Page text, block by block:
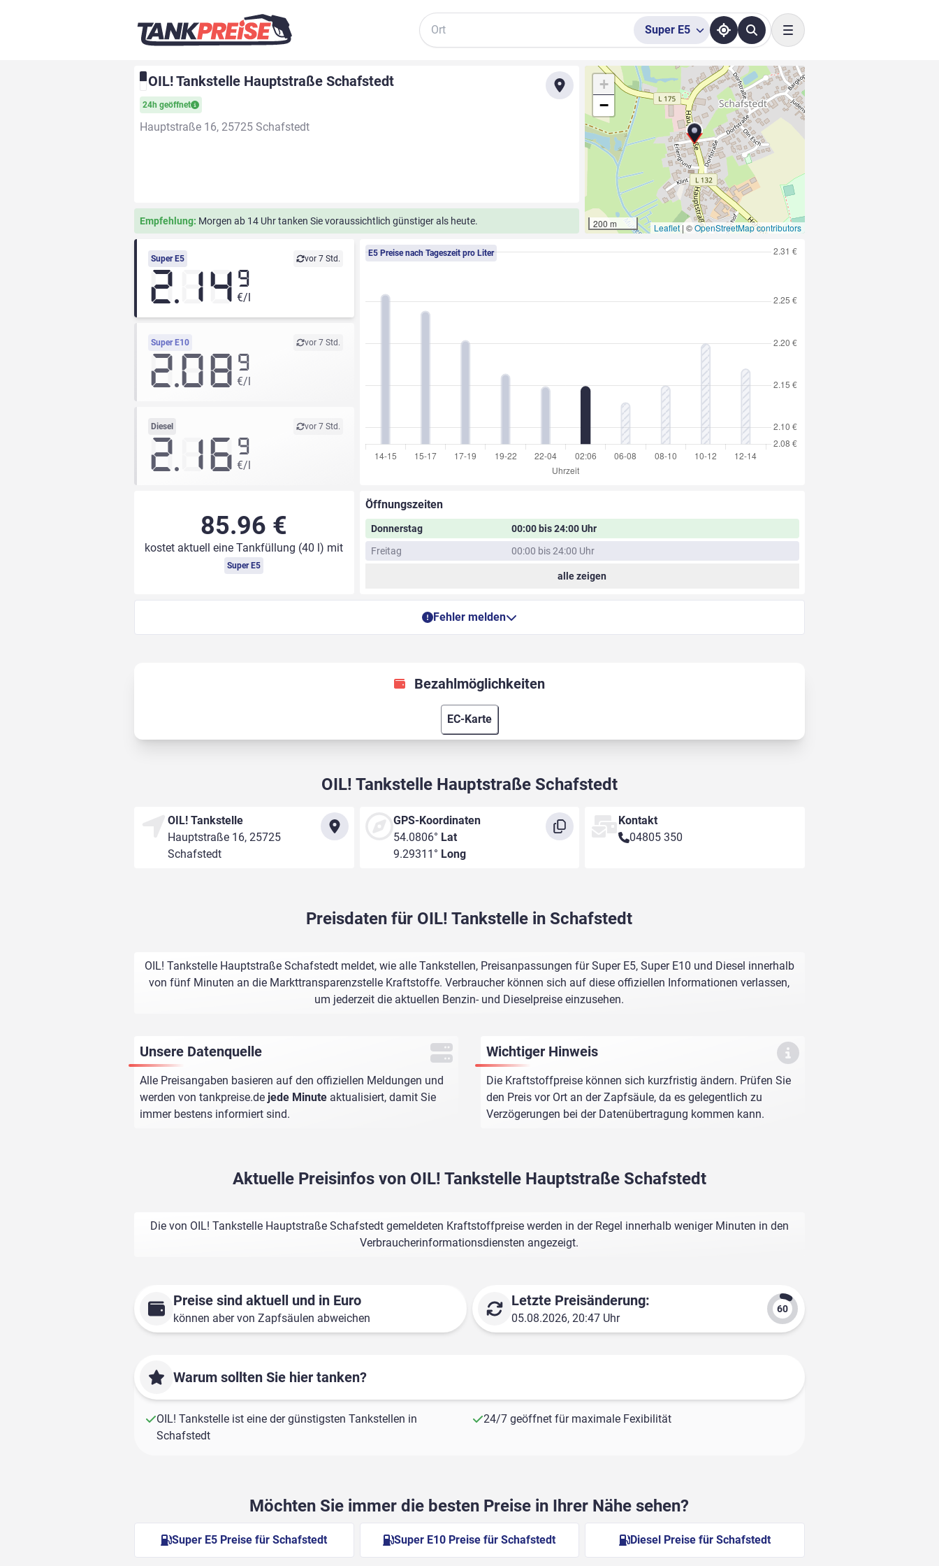
Suche
Super E5
Toggle navigation
OIL! Tankstelle Hauptstraße Schafstedt
24h geöffnet
Hauptstraße 16, 25725 Schafstedt
Empfehlung: Morgen ab 14 Uhr tanken Sie voraussichtlich günstiger als heute.
+
−
200 m Leaflet | ©OpenStreetMap contributors
Super E5 vor 7 Std.
2.14 9
€/l
Super E10 vor 7 Std.
2.08 9
€/l
Diesel vor 7 Std.
2.16 9
€/l
E5 Preise nach Tageszeit pro Liter
85.96 €
kostet aktuell eine Tankfüllung (40 l) mit
Super E5
Öffnungszeiten
Donnerstag
00:00 bis 24:00 Uhr
Freitag
00:00 bis 24:00 Uhr
alle zeigen
Fehler melden
Bezahlmöglichkeiten
EC-Karte
OIL! Tankstelle Hauptstraße Schafstedt
OIL! Tankstelle
Hauptstraße 16, 25725
Schafstedt
GPS-Koordinaten
54.0806° Lat
9.29311° Long
Kontakt
04805 350
Preisdaten für OIL! Tankstelle in Schafstedt
OIL! Tankstelle Hauptstraße Schafstedt meldet, wie alle Tankstellen, Preisanpassungen für Super E5, Super E10 und Diesel innerhalb
von fünf Minuten an die Markttransparenzstelle Kraftstoffe. Verbraucher können sich auf diese offiziellen Informationen verlassen,
um jederzeit die aktuellen Benzin- und Dieselpreise einzusehen.
Unsere Datenquelle
Alle Preisangaben basieren auf den offiziellen Meldungen und
werden von tankpreise.de jede Minute aktualisiert, damit Sie
immer bestens informiert sind.
Wichtiger Hinweis
Die Kraftstoffpreise können sich kurzfristig ändern. Prüfen Sie
den Preis vor Ort an der Zapfsäule, da es gelegentlich zu
Verzögerungen bei der Datenübertragung kommen kann.
Aktuelle Preisinfos von OIL! Tankstelle Hauptstraße Schafstedt
Die von OIL! Tankstelle Hauptstraße Schafstedt gemeldeten Kraftstoffpreise werden in der Regel innerhalb weniger Minuten in den
Verbraucherinformationsdiensten angezeigt.
Preise sind aktuell und in Euro
können aber von Zapfsäulen abweichen
Letzte Preisänderung:
05.08.2026, 20:47 Uhr
Warum sollten Sie hier tanken?
OIL! Tankstelle ist eine der günstigsten Tankstellen in
Schafstedt
24/7 geöffnet für maximale Fexibilität
Möchten Sie immer die besten Preise in Ihrer Nähe sehen?
Super E5 Preise für Schafstedt Super E10 Preise für Schafstedt Diesel Preise für Schafstedt